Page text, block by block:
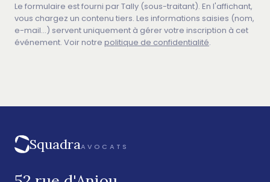
Le formulaire est fourni par Tally (sous-traitant). En l'affichant,
vous chargez un contenu tiers. Les informations saisies (nom,
e-mail…) servent uniquement à gérer votre inscription à cet
événement. Voir notre politique de confidentialité.
SquadraAVOCATS